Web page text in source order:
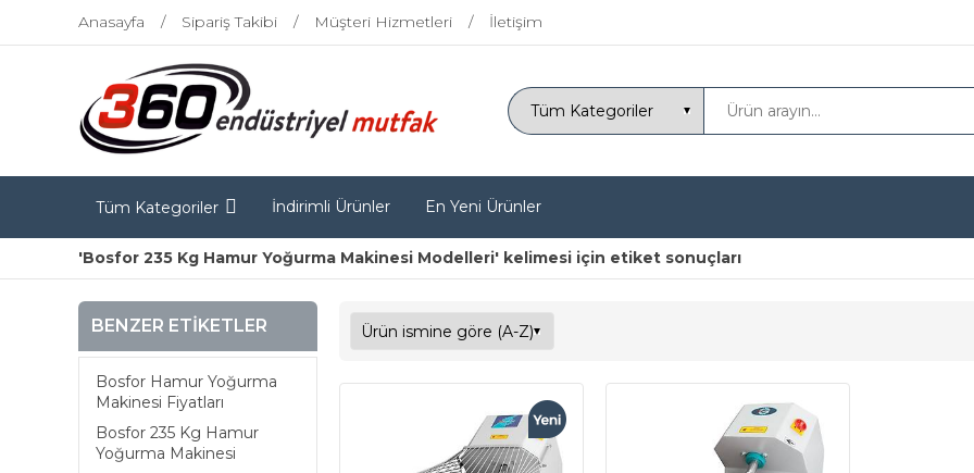
Anasayfa Sipariş Takibi Müşteri Hizmetleri İletişim
Tüm Kategoriler İndirimli Ürünler En Yeni Ürünler
'Bosfor 235 Kg Hamur Yoğurma Makinesi Modelleri' kelimesi için etiket sonuçları
BENZER ETIKETLER
Bosfor Hamur Yoğurma
Makinesi Fiyatları
Bosfor 235 Kg Hamur
Yoğurma Makinesi